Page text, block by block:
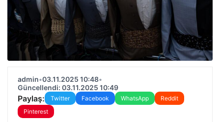
admin•03.11.2025 10:48•
Güncellendi: 03.11.2025 10:49
Paylaş: Twitter Facebook WhatsApp
Reddit
Pinterest